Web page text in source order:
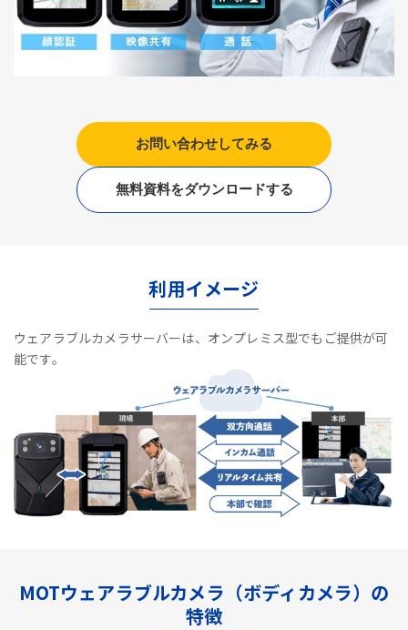
お問い合わせしてみる
無料資料をダウンロードする
利用イメージ
ウェアラブルカメラサーバーは、オンプレミス型でもご提供が可
能です。
MOTウェアラブルカメラ（ボディカメラ）の
特徴